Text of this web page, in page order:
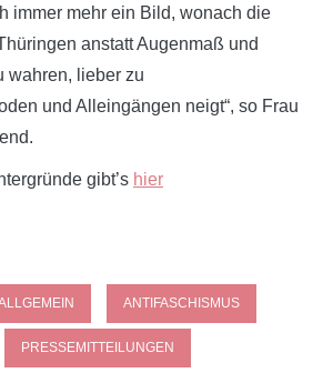
immer mehr ein Bild, wonach die
anstatt Augenmaß und
wahren, lieber zu
und Alleingängen neigt“, so Frau
gibt’s hier
ANTIFASCHISMUS
PRESSEMITTEILUNGEN